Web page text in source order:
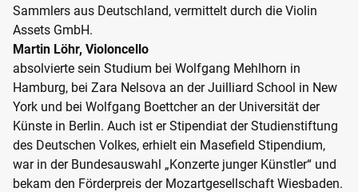
Sammlers aus Deutschland, vermittelt durch die Violin
Assets GmbH.
Martin Löhr, Violoncello
absolvierte sein Studium bei Wolfgang Mehlhorn in
Hamburg, bei Zara Nelsova an der Juilliard School in New
York und bei Wolfgang Boettcher an der Universität der
Künste in Berlin. Auch ist er Stipendiat der Studienstiftung
des Deutschen Volkes, erhielt ein Masefield Stipendium,
war in der Bundesauswahl „Konzerte junger Künstler“ und
bekam den Förderpreis der Mozartgesellschaft Wiesbaden.